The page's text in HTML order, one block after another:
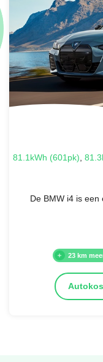
81.1kWh (601pk),
De BMW i4 is
23 km